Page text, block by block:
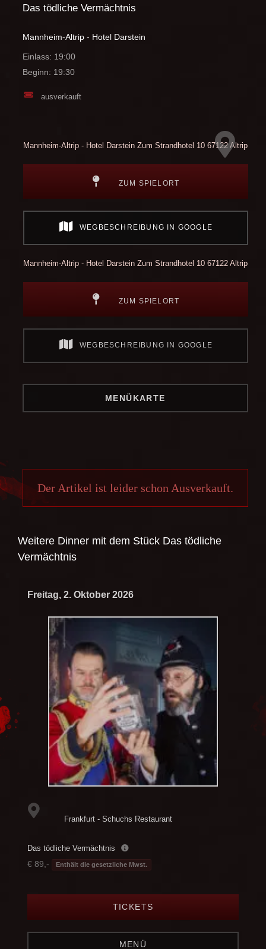
Das tödliche Vermächtnis
Mannheim-Altrip - Hotel Darstein
Einlass: 19:00
Beginn: 19:30
ausverkauft
Mannheim-Altrip - Hotel DarsteinZum Strandhotel 10 67122 Altrip
ZUM SPIELORT
WEGBESCHREIBUNG IN GOOGLE
Mannheim-Altrip - Hotel DarsteinZum Strandhotel 10 67122 Altrip
ZUM SPIELORT
WEGBESCHREIBUNG IN GOOGLE
MENÜKARTE
Der Artikel ist leider schon Ausverkauft.
Weitere Dinner mit dem Stück Das tödliche
Vermächtnis
Freitag, 2. Oktober 2026
Frankfurt - Schuchs Restaurant
Das tödliche Vermächtnis
€ 89,- Enthält die gesetzliche Mwst.
TICKETS
MENÜ